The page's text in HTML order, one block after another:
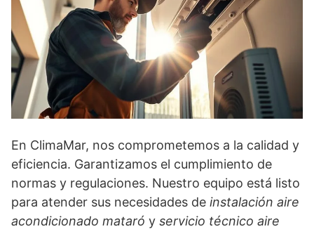
En ClimaMar, nos comprometemos a la calidad y
eficiencia. Garantizamos el cumplimiento de
normas y regulaciones. Nuestro equipo está listo
para atender sus necesidades de instalación aire
acondicionado mataró y servicio técnico aire